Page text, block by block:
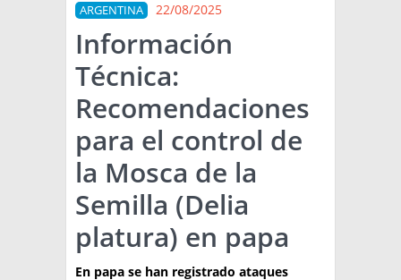
MERCADOS
NOTICIAS
EN ESPAÑOL
OTROS IDIOMAS
PRONÓSTICO
LLUVIAS
ARGENTINA
EL MUNDO
TÉCNICA
PRODUCCION
CLASIFICADOS
ARGENTINA 22/08/2025
Información
Técnica:
Recomendaciones
para el control de
la Mosca de la
Semilla (Delia
platura) en papa
En papa se han registrado ataques